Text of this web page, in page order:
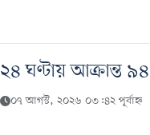
২৪ ঘণ্টায় আক্রান্ত
০৭ আগস্ট, ২০২৬ ০৩:৪২ পূর্বাহ্ন